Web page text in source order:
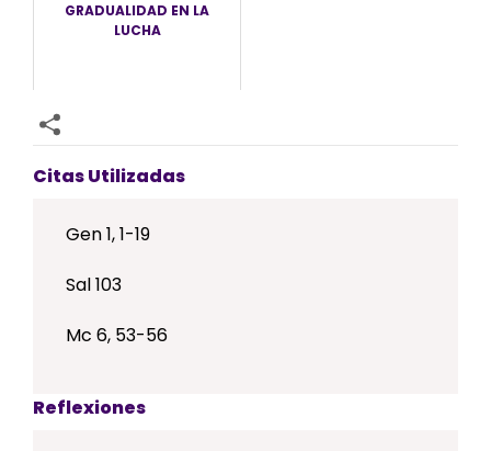
GRADUALIDAD EN LA
LUCHA
Citas Utilizadas
Gen 1, 1-19
Sal 103
Mc 6, 53-56
Reflexiones